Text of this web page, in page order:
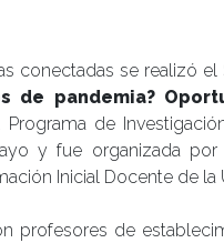
conectadas se realizó el
de pandemia?
de
y fue organizada
Inicial Docente de
profesores de